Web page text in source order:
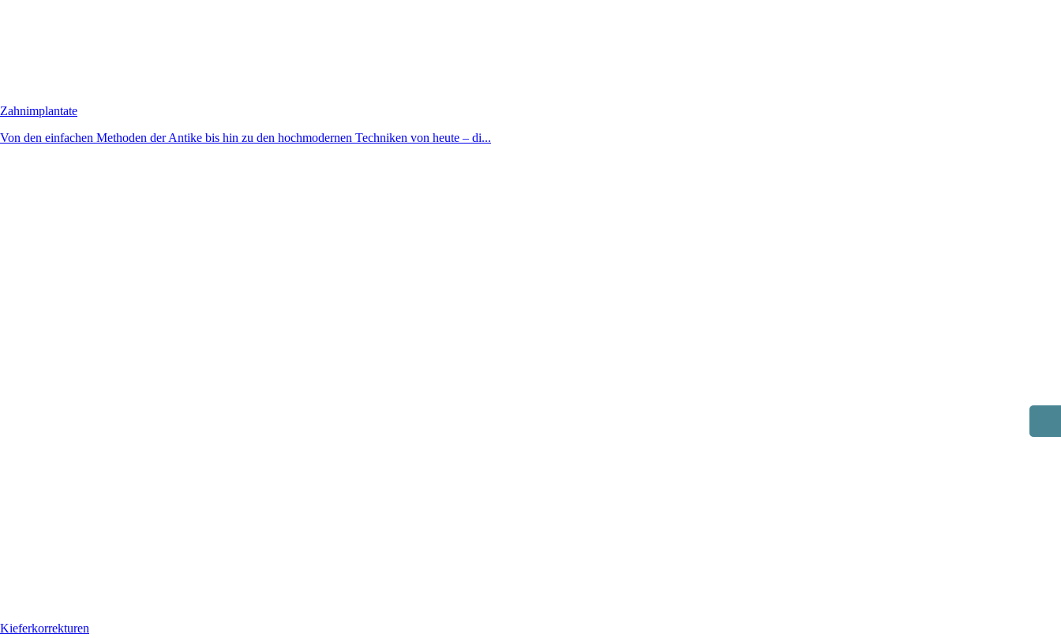
Zahnimplantate
Von den einfachen Methoden der Antike bis hin zu den hochmodernen Techniken von heute – di...
Kieferkorrekturen